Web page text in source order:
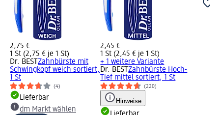
2,75 €
1 St (2,75 € je 1 St)
Dr. BEST Zahnbürste mit
Schwingkopf weich sortiert,
1 St
(4)
Lieferbar
dm Markt wählen
2,45 €
1 St (2,45 € je 1 St)
+ 1 weitere Variante
Dr. BESTZahnbürste Hoch-
Tief mittel sortiert, 1 St
(220)
Hinweise